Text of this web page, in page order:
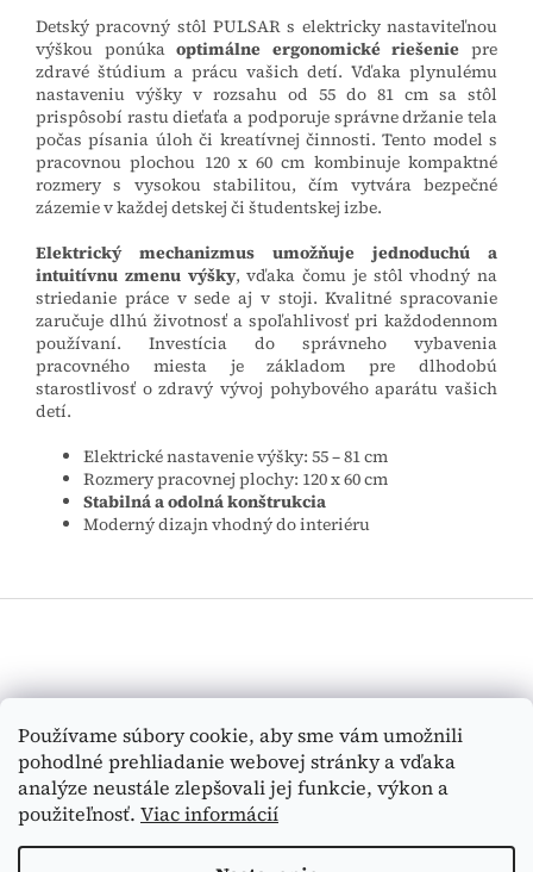
Používame súbory cookie, aby sme vám umožnili
pohodlné prehliadanie webovej stránky a vďaka
analýze neustále zlepšovali jej funkcie, výkon a
použiteľnosť. Viac informácií
Detský pracovný stôl PULSAR s elektricky nastaviteľnou
výškou ponúkaoptimálne ergonomické riešenie pre
zdravé štúdium a prácu vašich detí. Vďaka plynulému
nastaveniu výšky v rozsahu od 55 do 81 cm sa stôl
prispôsobí rastu dieťaťa a podporuje správne držanie tela
počas písania úloh či kreatívnej činnosti. Tento model s
pracovnou plochou 120 x 60 cm kombinuje kompaktné
rozmery s vysokou stabilitou, čím vytvára bezpečné
zázemie v každej detskej či študentskej izbe.
Elektrický mechanizmus umožňuje jednoduchú a
intuitívnu zmenu výšky, vďaka čomu je stôl vhodný na
striedanie práce v sede aj v stoji. Kvalitné spracovanie
zaručuje dlhú životnosť a spoľahlivosť pri každodennom
používaní. Investícia do správneho vybavenia
pracovného miesta je základom pre dlhodobú
starostlivosť o zdravý vývoj pohybového aparátu vašich
detí.
Elektrické nastavenie výšky: 55 – 81 cm
Rozmery pracovnej plochy: 120 x 60 cm
Stabilná a odolná konštrukcia
Moderný dizajn vhodný do interiéru
ä
HĽADAŤ